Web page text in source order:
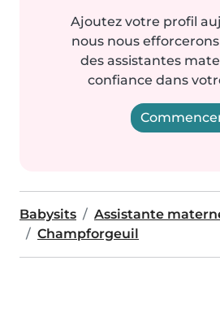
Ajoutez votre profil
nous nous
des assistantes
confiance dans
Babysits
Assistante
Champforgeuil